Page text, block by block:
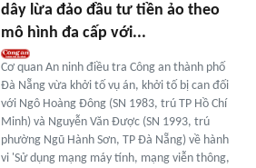
dây lừa đảo đầu tư tiền ảo theo
mô hình đa cấp với...
Cơ quan An ninh điều tra Công an thành phố
Đà Nẵng vừa khởi tố vụ án, khởi tố bị can đối
với Ngô Hoàng Đông (SN 1983, trú TP Hồ Chí
Minh) và Nguyễn Văn Được (SN 1993, trú
phường Ngũ Hành Sơn, TP Đà Nẵng) về hành
vi 'Sử dụng mạng máy tính, mạng viễn thông,